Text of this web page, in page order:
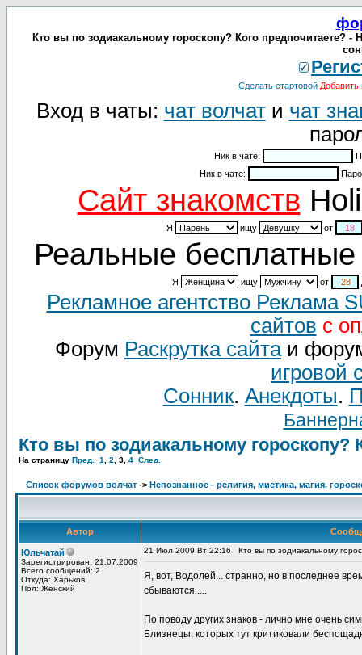
Кто вы по зодиакальному гороскопу? Кого предпочитаете?
Сделать стартовой Добавить
Вход в чаты: чат волчати чат
Ник в чате:
Ник в чате:
Cайт знакомств
Я ищу от
Реальные бесплатные
Я ищу от
Рекламное агентство Реклама
сайтов с
Форум Раскрутка сайтаи
игровой
Сонник. Анекдоты.
Кто вы по зодиакальному гороскопу?
На страницу Пред. 1 2 3 4 След.
Список форумов волчат -> Непознанное - религия, мистика, магия,
Автор
Юльчатай
Зарегистрирован: 21.07.2009
Всего сообщений: 2
Откуда: Харьков
Пол: Женский
21 Июл 2009 Вт 22:16 Кто вы по зодиакальному
Я, вот, Водолей... странно, но в последнее
сбываются.....
По поводу других знаков - лично мне очень
Близнецы, которых тут критиковали